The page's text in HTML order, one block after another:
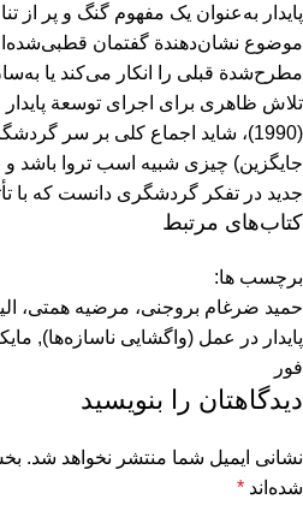
پایدار به‌عنوان یک مفهوم گنگ و پر
موضوع نشان‌دهندة گفتمان
مطرح‌شدة قبلی را انکار می‌کند یا
تلاش ظاهری برای اجرای توسعة پایدار
(1990)، شاید اجماع کلی بر سر
جایگزین) چیزی شبیه اسب تروا باشد و
جدید در تفکر گردشگری دانست که با
کتاب‌های مرتبط
برچسب ها:
حمید ضرغام بروجنی، مرضیه همتی،
پایدار در عمل (واگشایی ناسازه‌ها),
فور
دیدگاهتان را بنویسید
نشانی ایمیل شما منتشر نخواهد شد.
شده‌اند *